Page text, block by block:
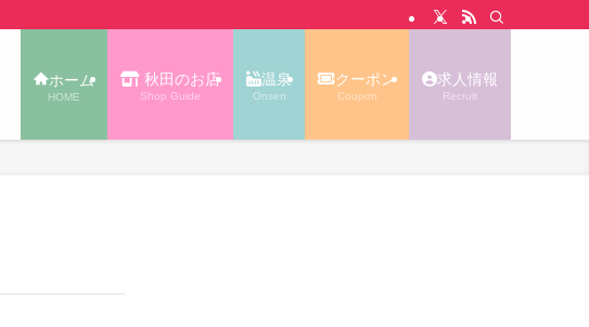
！ | あきた TOWN WALK あっぷる｜秋田タウン情報
ホーム
HOME
秋田のお店
Shop Guide
温泉
Onsen
クーポン
Coupon
求人情報
Recruit